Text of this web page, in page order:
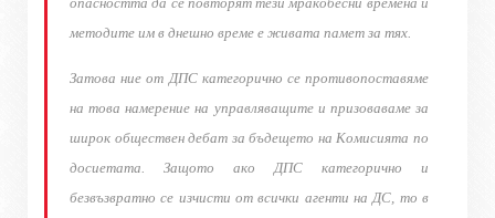
методите им в днешно време е живата памет за тях.
Затова ние от ДПС категорично се противопоставяме
на това намерение на управляващите и призоваваме за
широк обществен дебат за бъдещето на Комисията по
досиетата. Защото ако ДПС категорично и
безвъзвратно се изчисти от всички агенти на ДС, то в